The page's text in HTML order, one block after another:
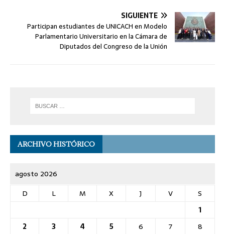
SIGUIENTE
Participan estudiantes de UNICACH en Modelo
Parlamentario Universitario en la Cámara de
Diputados del Congreso de la Unión
ARCHIVO HISTÓRICO
agosto 2026
D
L M X J V
S
1
2
3 4 5 6 7
8